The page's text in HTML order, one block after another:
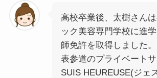
高校卒業後、太樹さん
ック美容専門学校に進
師免許を取得しました。
表参道のプライベート
SUIS HEUREUSE(ジェ